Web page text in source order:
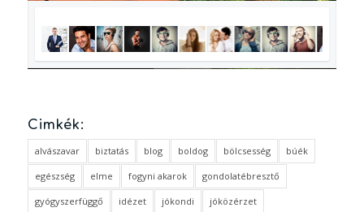
Cimkék:
alvászavar biztatás blog boldog bölcsesség búék
egészség elme fogyni akarok gondolatébresztő
gyógyszerfüggő idézet jókondi jóközérzet